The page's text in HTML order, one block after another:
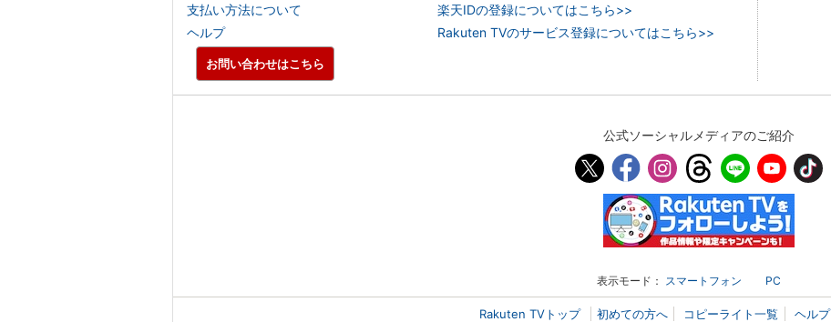
支払い方法について
ヘルプ
楽天IDの登録についてはこちら>>
Rakuten TVのサービス登録についてはこちら>>
お問い合わせはこちら
公式ソーシャルメディアのご紹介
表示モード： スマートフォン PC
Rakuten TVトップ 初めての方へ コピーライト一覧 ヘルプ